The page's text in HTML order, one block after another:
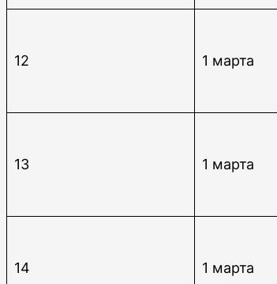
12 1 марта
13 1 марта
14 1 марта